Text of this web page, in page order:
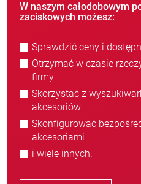
W naszym całodobowym
zaciskowych możesz:
Sprawdzić ceny i
Otrzymać w czasie
firmy
Skorzystać z
akcesoriów
Skonfigurować
akcesoriami
i wiele innych.